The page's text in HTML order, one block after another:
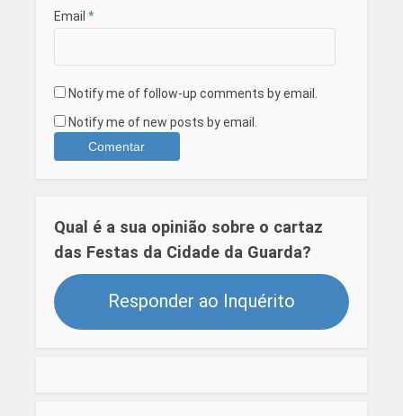
Email *
Notify me of follow-up comments by email.
Notify me of new posts by email.
Qual é a sua opinião sobre o cartaz
das Festas da Cidade da Guarda?
Responder ao Inquérito